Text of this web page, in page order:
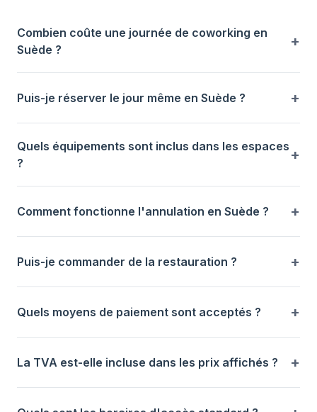
Combien coûte une journée de coworking en
Suède ?
Puis-je réserver le jour même en Suède ?
Quels équipements sont inclus dans les espaces
?
Comment fonctionne l'annulation en Suède ?
Puis-je commander de la restauration ?
Quels moyens de paiement sont acceptés ?
La TVA est-elle incluse dans les prix affichés ?